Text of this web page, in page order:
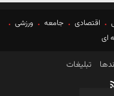
اقتصادی جامعه
ورزشی
ای
تبلیغات